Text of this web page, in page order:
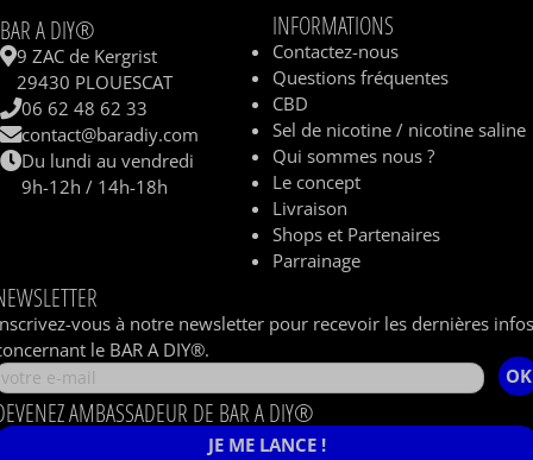
BAR A DIY®
9 ZAC de Kergrist
29430 PLOUESCAT
06 62 48 62 33
contact@baradiy.com
Du lundi au vendredi
9h-12h / 14h-18h
INFORMATIONS
Contactez-nous
Questions fréquentes
CBD
Sel de nicotine / nicotine saline
Qui sommes nous ?
Le concept
Livraison
Shops et Partenaires
Parrainage
vous à notre newsletter pour recevoir les dernières
le BAR A DIY®.
OK
AMBASSADEUR DE BAR A DIY®
JE ME LANCE !